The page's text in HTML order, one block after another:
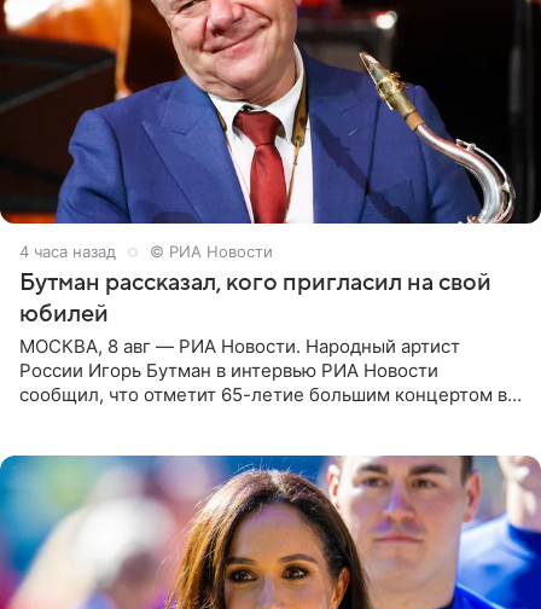
4 часа назад © РИА Новости
Бутман рассказал, кого пригласил на свой
юбилей
МОСКВА, 8 авг — РИА Новости. Народный артист
России Игорь Бутман в интервью РИА Новости
сообщил, что отметит 65-летие большим концертом в